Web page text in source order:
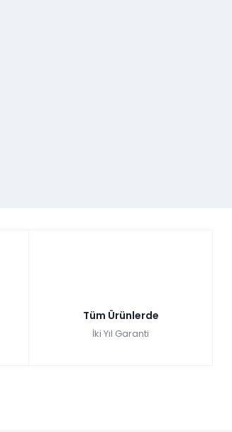
Tüm Ürünlerde
İki Yıl Garanti